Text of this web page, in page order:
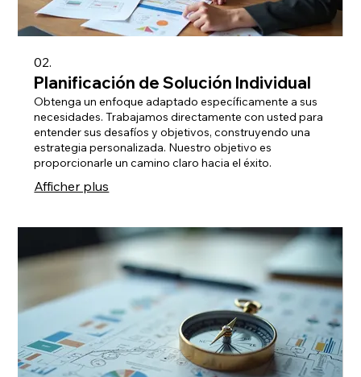
02.
Planificación de Solución Individual
Obtenga un enfoque adaptado específicamente a sus
necesidades. Trabajamos directamente con usted para
entender sus desafíos y objetivos, construyendo una
estrategia personalizada. Nuestro objetivo es
proporcionarle un camino claro hacia el éxito.
Afficher plus